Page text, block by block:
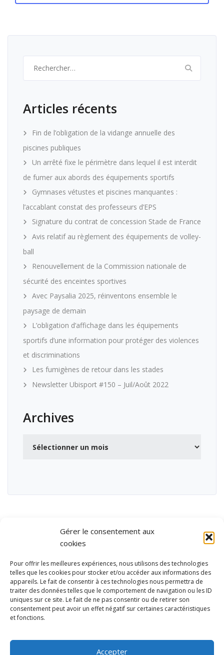
Gérer le consentement aux
cookies
Pour offrir les meilleures expériences, nous utilisons des technologies
telles que les cookies pour stocker et/ou accéder aux informations des
appareils. Le fait de consentir à ces technologies nous permettra de
traiter des données telles que le comportement de navigation ou les ID
uniques sur ce site. Le fait de ne pas consentir ou de retirer son
consentement peut avoir un effet négatif sur certaines caractéristiques
et fonctions.
Accepter
Articles récents
Fin de l’obligation de la vidange annuelle des
piscines publiques
Un arrêté fixe le périmètre dans lequel il est interdit
de fumer aux abords des équipements sportifs
Gymnases vétustes et piscines manquantes :
l’accablant constat des professeurs d’EPS
Signature du contrat de concession Stade de France
Avis relatif au règlement des équipements de volley-
ball
Renouvellement de la Commission nationale de
sécurité des enceintes sportives
Avec Paysalia 2025, réinventons ensemble le
paysage de demain
L’obligation d’affichage dans les équipements
sportifs d’une information pour protéger des violences
et discriminations
Les fumigènes de retour dans les stades
Newsletter Ubisport #150 – Juil/Août 2022
Archives
et de loisirs